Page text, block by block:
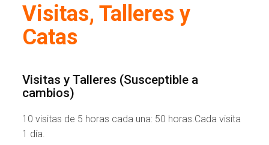
Visitas, Talleres y
Catas
Visitas y Talleres (Susceptible a
cambios)
10 visitas de 5 horas cada una: 50 horas.Cada visita
1 día.